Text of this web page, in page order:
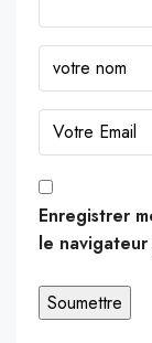
Enregistrer
le